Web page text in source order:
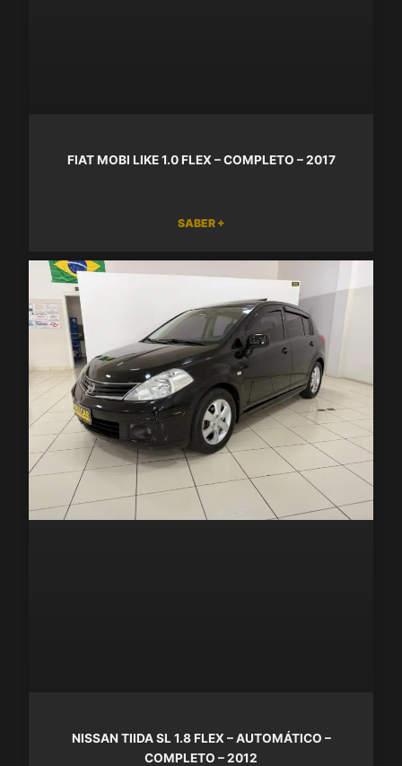
FIAT MOBI LIKE 1.0 FLEX – COMPLETO – 2017
SABER +
NISSAN TIIDA SL 1.8 FLEX – AUTOMÁTICO –
COMPLETO – 2012